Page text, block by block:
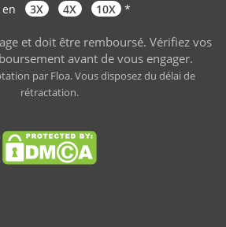
3X 4X 10X *
et doit être remboursé. Vérifiez vos
avant de vous engager.
par Floa. Vous disposez du délai de
rétractation.